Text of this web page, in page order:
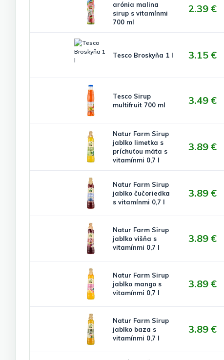
arónia malina
sirup s vitamínmi
700 ml
2.39 €
Tesco Broskyňa 1 l 3.15 €
Tesco Sirup
multifruit 700 ml
3.49 €
Natur Farm Sirup
jablko limetka s
príchuťou mäta s
vitamínmi 0,7 l
3.89 €
Natur Farm Sirup
jablko čučoriedka
s vitamínmi 0,7 l
3.89 €
Natur Farm Sirup
jablko višňa s
vitamínmi 0,7 l
3.89 €
Natur Farm Sirup
jablko mango s
vitamínmi 0,7 l
3.89 €
Natur Farm Sirup
jablko baza s
vitamínmi 0,7 l
3.89 €